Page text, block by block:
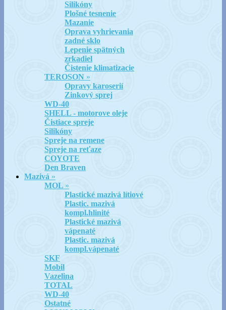
Silikóny
Plošné tesnenie
Mazanie
Oprava vyhrievania
zadné sklo
Lepenie spätných
zrkadiel
Čistenie klimatizacie
TEROSON »
Opravy karoserií
Zinkový sprej
WD-40
SHELL - motorove oleje
Čistiace spreje
Silikóny
Spreje na remene
Spreje na reťaze
COYOTE
Den Braven
Mazivá »
MOL »
Plastické mazivá lítiové
Plastic. mazivá
kompl.hlinité
Plastické mazivá
vápenaté
Plastic. mazivá
kompl.vápenaté
SKF
Mobil
Vazelina
TOTAL
WD-40
Ostatné